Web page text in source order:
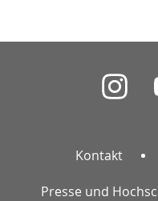
Kontakt
Presse und